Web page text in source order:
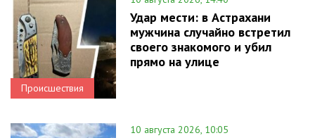
Происшествия
Удар мести: в Астрахани
мужчина случайно встретил
своего знакомого и убил
прямо на улице
10 августа 2026, 10:05